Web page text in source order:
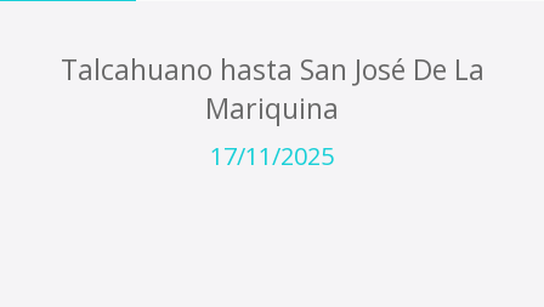
Talcahuano hasta San José De La
Mariquina
17/11/2025